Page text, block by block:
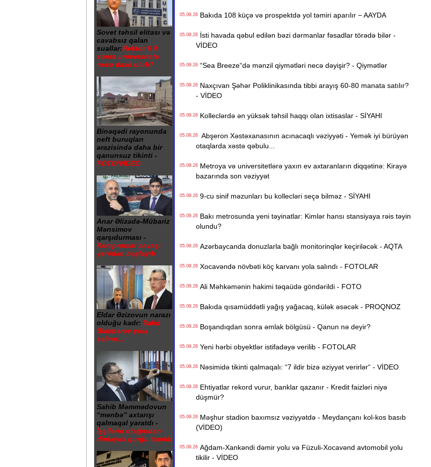
Sovet təhsil elitası və
cavabsız qalan
suallar:Rektor 6 il
sonra universitetə
necə daxil olub?
Binəqədi rayonunda
neft buruqları
ərazisində daha bir
qanunsuz tikinti -
FOTO/VİDEO
Anar Əlizadə-Mübariz
Mənsimov
qarşıdurması -
Kompromat savaşı
yenidən başlayıb
Eldar Əzizovun narazı
olduğu kadr: Xalid
Ələkbərov yola
salınır...
Sahib Məmmədovun
“mənbə” axtarışı
qalmaqal yaratdı -
İşçilərin otağından
dinləyici qurğu tapılıb
05.08.26Bakıda 108 küçə və prospektdə yol təmiri aparılır − AAYDA
05.08.26İsti havada qəbul edilən bəzi dərmanlar fəsadlar törədə bilər -
VİDEO
05.08.26“Sea Breeze“də mənzil qiymətləri necə dəyişir? - Qiymətlər
05.08.26Naxçıvan Şəhər Poliklinikasında tibbi arayış 60-80 manata satılır?
- VİDEO
05.08.26Kolleclərdə ən yüksək təhsil haqqı olan ixtisaslar - SİYAHI
05.08.26Abşeron Xəstəxanasının acınacaqlı vəziyyəti - Yemək iyi bürüyən
otaqlarda xəstə qəbulu...
05.08.26Metroya və universitetlərə yaxın ev axtaranların diqqətinə: Kirayə
bazarında son vəziyyət
05.08.269-cu sinif məzunları bu kollecləri seçə bilməz - SİYAHI
05.08.26Bakı metrosunda yeni təyinatlar: Kimlər hansı stansiyaya rəis təyin
olundu?
05.08.26Azərbaycanda donuzlarla bağlı monitorinqlər keçiriləcək - AQTA
05.08.26Xocavəndə növbəti köç karvanı yola salındı - FOTOLAR
05.08.26Ali Məhkəmənin hakimi təqaüdə göndərildi - FOTO
05.08.26Bakıda qısamüddətli yağış yağacaq, külək əsəcək - PROQNOZ
05.08.26Boşandıqdan sonra əmlak bölgüsü - Qanun nə deyir?
05.08.26Yeni hərbi obyektlər istifadəyə verilib - FOTOLAR
05.08.26Nəsimidə tikinti qalmaqalı: “7 ildir bizə əziyyət verirlər“ - VİDEO
05.08.26Ehtiyatlar rekord vurur, banklar qazanır - Kredit faizləri niyə
düşmür?
05.08.26Məşhur stadion baxımsız vəziyyətdə - Meydançanı kol-kos basıb
(VİDEO)
05.08.26Ağdam-Xankəndi dəmir yolu və Füzuli-Xocavənd avtomobil yolu
tikilir - VİDEO